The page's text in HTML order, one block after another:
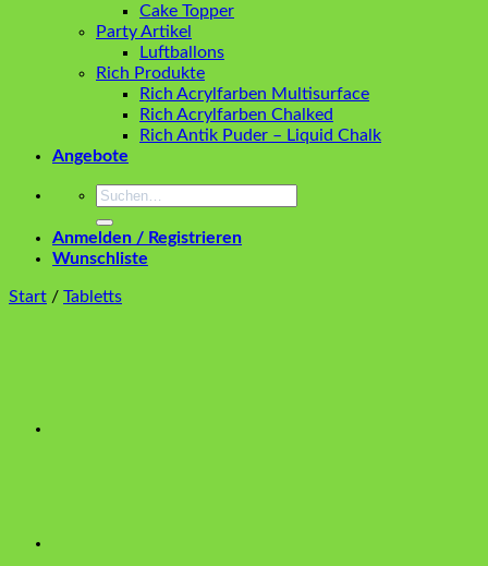
Cake Topper
Party Artikel
Luftballons
Rich Produkte
Rich Acrylfarben Multisurface
Rich Acrylfarben Chalked
Rich Antik Puder – Liquid Chalk
Angebote
Suchen
Anmelden / Registrieren
Wunschliste
Start / Tabletts